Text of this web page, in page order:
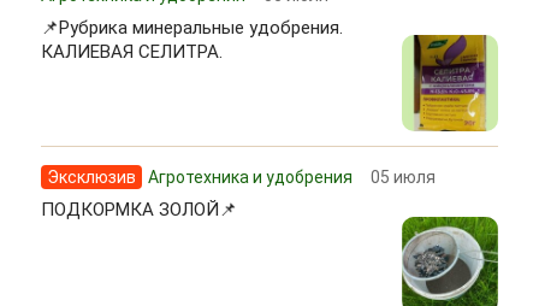
📌Рубрика минеральные удобрения.
КАЛИЕВАЯ СЕЛИТРА.
Эксклюзив Агротехника и удобрения 05 июля
ПОДКОРМКА ЗОЛОЙ📌